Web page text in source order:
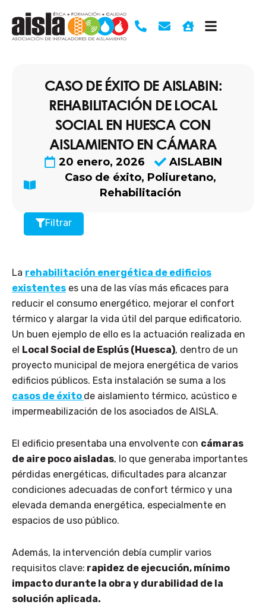
contenido
CASO DE ÉXITO DE AISLABIN:
REHABILITACIÓN DE LOCAL
SOCIAL EN HUESCA CON
AISLAMIENTO EN CÁMARA
20 enero, 2026
AISLABIN
Caso de éxito, Poliuretano,
Rehabilitación
Filtrar
La rehabilitación energética de edificios
existentes es una de las vías más eficaces para
reducir el consumo energético, mejorar el confort
térmico y alargar la vida útil del parque edificatorio.
Un buen ejemplo de ello es la actuación realizada en
el Local Social de Esplús (Huesca), dentro de un
proyecto municipal de mejora energética de varios
edificios públicos. Esta instalación se suma a los
casos de éxito de aislamiento térmico, acústico e
impermeabilización de los asociados de AISLA.
El edificio presentaba una envolvente con cámaras
de aire poco aisladas, lo que generaba importantes
pérdidas energéticas, dificultades para alcanzar
condiciones adecuadas de confort térmico y una
elevada demanda energética, especialmente en
espacios de uso público.
Además, la intervención debía cumplir varios
requisitos clave: rapidez de ejecución, mínimo
impacto durante la obra y durabilidad de la
solución aplicada.